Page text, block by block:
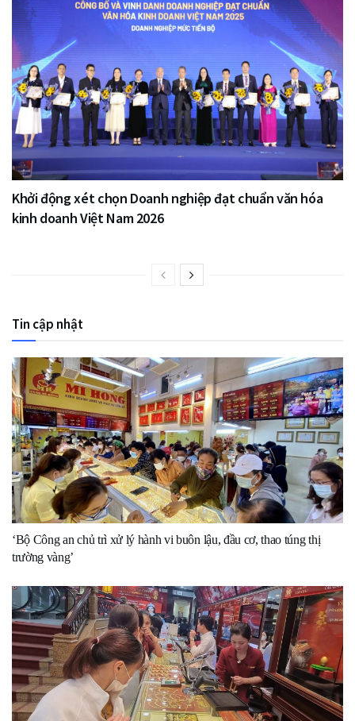
Khởi động xét chọn Doanh nghiệp đạt chuẩn văn hóa
kinh doanh Việt Nam 2026
Tin cập nhật
‘Bộ Công an chủ trì xử lý hành vi buôn lậu, đầu cơ, thao túng thị
trường vàng’